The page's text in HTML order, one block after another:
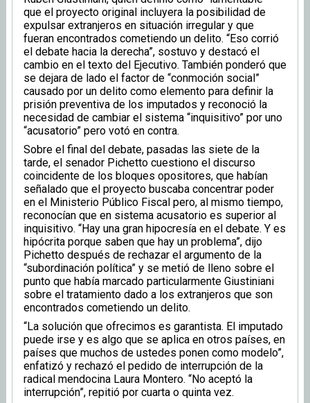
que el proyecto original incluyera la posibilidad de
expulsar extranjeros en situación irregular y que
fueran encontrados cometiendo un delito. “Eso corrió
el debate hacia la derecha”, sostuvo y destacó el
cambio en el texto del Ejecutivo. También ponderó que
se dejara de lado el factor de “conmoción social”
causado por un delito como elemento para definir la
prisión preventiva de los imputados y reconoció la
necesidad de cambiar el sistema “inquisitivo” por uno
“acusatorio” pero votó en contra.
Sobre el final del debate, pasadas las siete de la
tarde, el senador Pichetto cuestiono el discurso
coincidente de los bloques opositores, que habían
señalado que el proyecto buscaba concentrar poder
en el Ministerio Público Fiscal pero, al mismo tiempo,
reconocían que en sistema acusatorio es superior al
inquisitivo. “Hay una gran hipocresía en el debate. Y es
hipócrita porque saben que hay un problema”, dijo
Pichetto después de rechazar el argumento de la
“subordinación política” y se metió de lleno sobre el
punto que había marcado particularmente Giustiniani
sobre el tratamiento dado a los extranjeros que son
encontrados cometiendo un delito.
“La solución que ofrecimos es garantista. El imputado
puede irse y es algo que se aplica en otros países, en
países que muchos de ustedes ponen como modelo”,
enfatizó y rechazó el pedido de interrupción de la
radical mendocina Laura Montero. “No aceptó la
interrupción”, repitió por cuarta o quinta vez.